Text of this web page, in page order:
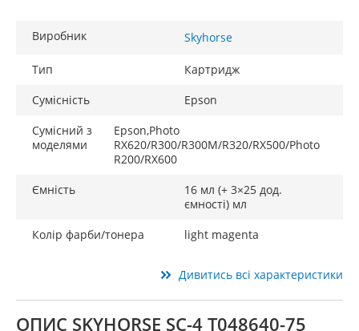
Виробник Skyhorse
Тип
Картридж
Сумісність
Epson
Сумісний з
моделями
Epson,Photo
RX620/R300/R300M/R320/RX500/Photo
R200/RX600
Ємність
16 мл (+ 3×25 дод.
ємності) мл
Колір фарби/тонера
light magenta
Дивитись всі характеристики
ОПИС SKYHORSE SC-4 T048640-75